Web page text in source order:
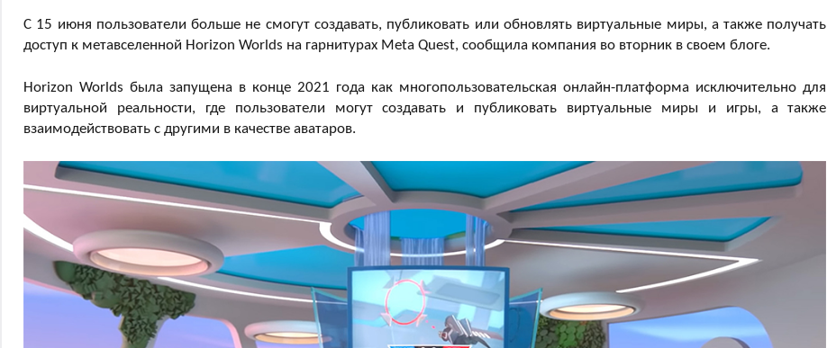
С 15 июня пользователи больше не смогут создавать, публиковать или обновлять виртуальные миры, а также получать
доступ к метавселенной Horizon Worlds на гарнитурах Meta Quest, сообщила компания во вторник в своем блоге.
Horizon Worlds была запущена в конце 2021 года как многопользовательская онлайн-платформа исключительно для
виртуальной реальности, где пользователи могут создавать и публиковать виртуальные миры и игры, а также
взаимодействовать с другими в качестве аватаров.